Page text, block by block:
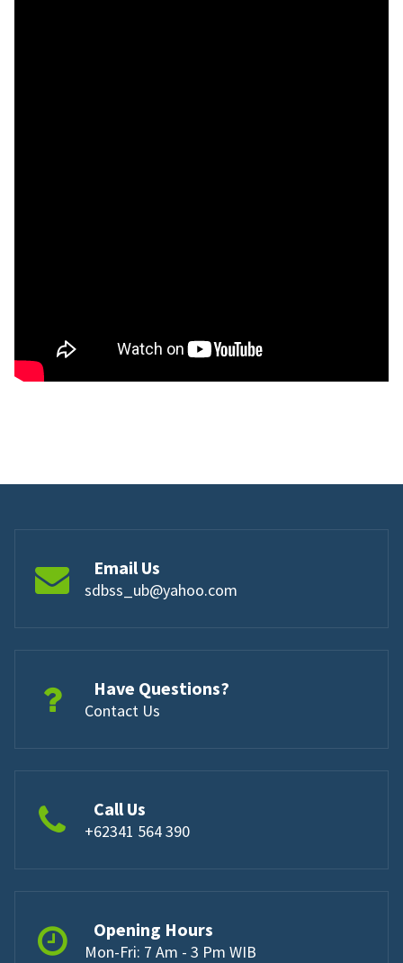
Email Us
sdbss_ub@yahoo.com
Have Questions?
Contact Us
Call Us
+62341 564 390
Opening Hours
Mon-Fri: 7 Am - 3 Pm WIB